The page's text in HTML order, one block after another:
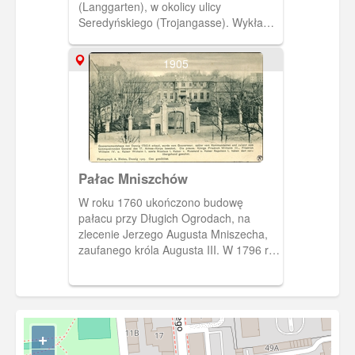
(Langgarten), w okolicy ulicy
Seredyńskiego (Trojangasse). Wykład
[IDX:1295,1866]
1905
Pałac Mniszchów
W roku 1760 ukończono budowę
pałacu przy Długich Ogrodach, na
zlecenie Jerzego Augusta Mniszecha,
zaufanego króla Augusta III. W 1796 r.
przeznaczył budynek na siedzibę
lokalnego gubernatora a następnie
funkcję pełnił do roku 1905 kiedy został
rozebrany z względu na zły stan
+